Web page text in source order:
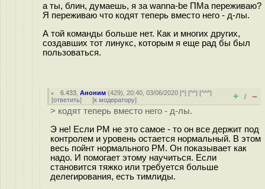
а ты, блин, думаешь, я за wanna-be ПМа переживаю?
Я переживаю что кодят теперь вместо него - д-лы.
А той команды больше нет. Как и многих других,
создавших тот линукс, которым я еще рад бы был
пользоваться.
6.433 ,Аноним (429), 20:40, 03/06/2020 [^] [^^] [^^^]
[ответить] [к модератору] + / –
> кодят теперь вместо него - д-лы.
Э не! Если PM не это самое - то он все держит под
контролем и уровень остается нормальный. В этом
весь пойнт нормального PM. Он показывает как
надо. И помогает этому научиться. Если
становится тяжко или требуется больше
делегирования, есть тимлиды.